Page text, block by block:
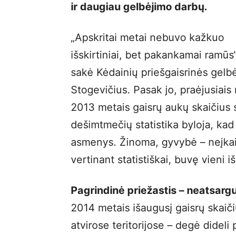
ir daugiau gelbėjimo darbų.
„Apskritai metai nebuvo kažkuo
išskirtiniai, bet pakankamai
sakė Kėdainių priešgaisrinės
Stogevičius. Pasak jo,
2013 metais gaisrų aukų skaičius
dešimtmečių statistika byloja,
asmenys. Žinoma, gyvybė –
vertinant statistiškai, buvę vieni
Pagrindinė priežastis –
2014 metais išaugusį gaisrų
atvirose teritorijose – degė dideli